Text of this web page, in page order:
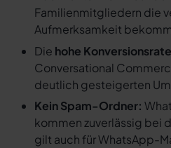
Familienmitgliedern die
Aufmerksamkeit
Die hohe Konversionsrate
Conversational
deutlich gesteigerten
Kein Spam-Ordner:
kommen zuverlässig bei
gilt auch für WhatsApp-